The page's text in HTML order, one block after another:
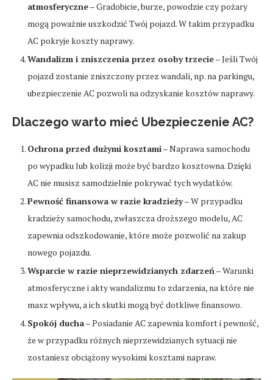
atmosferyczne– Gradobicie, burze, powodzie czy pożary
mogą poważnie uszkodzić Twój pojazd. W takim przypadku
AC pokryje koszty naprawy.
Wandalizm i zniszczenia przez osoby trzecie– Jeśli Twój
pojazd zostanie zniszczony przez wandali, np. na parkingu,
ubezpieczenie AC pozwoli na odzyskanie kosztów naprawy.
Dlaczego warto mieć Ubezpieczenie AC?
Ochrona przed dużymi kosztami– Naprawa samochodu
po wypadku lub kolizji może być bardzo kosztowna. Dzięki
AC nie musisz samodzielnie pokrywać tych wydatków.
Pewność finansowa w razie kradzieży– W przypadku
kradzieży samochodu, zwłaszcza droższego modelu, AC
zapewnia odszkodowanie, które może pozwolić na zakup
nowego pojazdu.
Wsparcie w razie nieprzewidzianych zdarzeń– Warunki
atmosferyczne i akty wandalizmu to zdarzenia, na które nie
masz wpływu, a ich skutki mogą być dotkliwe finansowo.
Spokój ducha– Posiadanie AC zapewnia komfort i pewność,
że w przypadku różnych nieprzewidzianych sytuacji nie
zostaniesz obciążony wysokimi kosztami napraw.